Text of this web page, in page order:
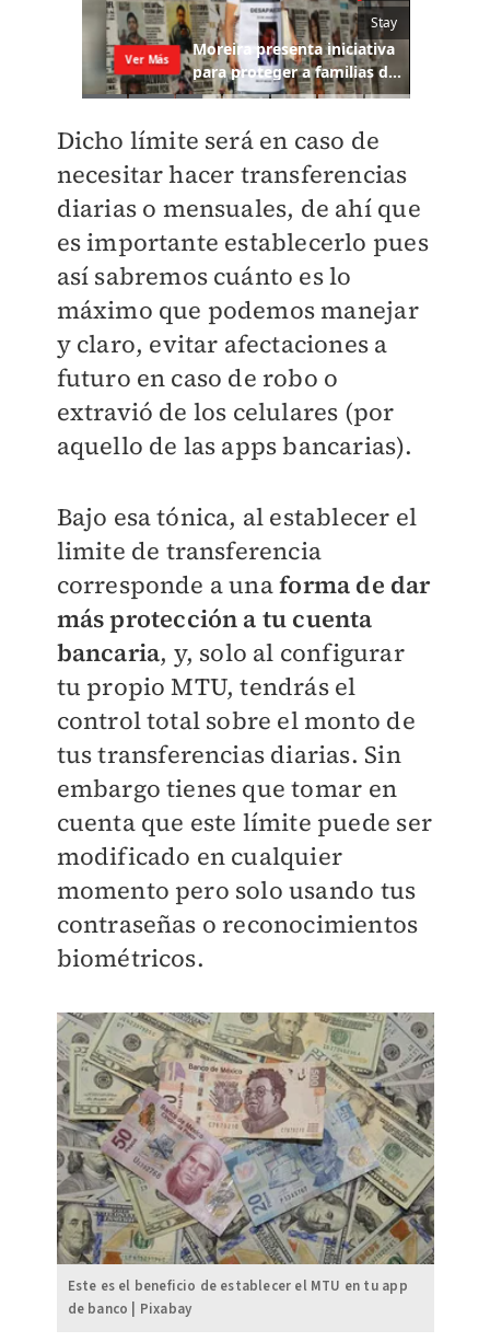
Dicho límite será en caso de
necesitar hacer transferencias
diarias o mensuales, de ahí que
es importante establecerlo pues
así sabremos cuánto es lo
máximo que podemos manejar
y claro, evitar afectaciones a
futuro en caso de robo o
extravió de los celulares (por
aquello de las apps bancarias).
Bajo esa tónica, al establecer el
limite de transferencia
corresponde a unaforma de dar
más protección a tu cuenta
bancaria, y, solo al configurar
tu propio MTU, tendrás el
control total sobre el monto de
tus transferencias diarias. Sin
embargo tienes que tomar en
cuenta que este límite puede ser
modificado en cualquier
momento pero solo usando tus
contraseñas o reconocimientos
biométricos.
Este es el beneficio de establecer el MTU en tu app
de banco | Pixabay